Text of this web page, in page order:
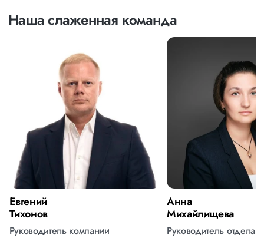
Наша слаженная команда
Евгений
Тихонов
Руководитель компании
Анна
Михайлищева
Руководитель отдела